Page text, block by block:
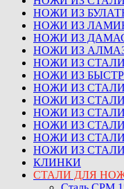
НОЖИ ИЗ
НОЖИ ИЗ
НОЖИ ИЗ
НОЖИ ИЗ
НОЖИ ИЗ СТАЛИ
НОЖИ ИЗ
НОЖИ ИЗ СТАЛИ
НОЖИ ИЗ СТАЛИ
НОЖИ ИЗ СТАЛИ
НОЖИ ИЗ СТАЛИ
НОЖИ ИЗ СТАЛИ
НОЖИ ИЗ СТАЛИ
КЛИНКИ
СТАЛИ ДЛЯ